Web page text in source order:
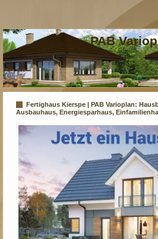
PAB
Fertighaus Kierspe | PAB Varioplan:
Ausbauhaus, Energiesparhaus,